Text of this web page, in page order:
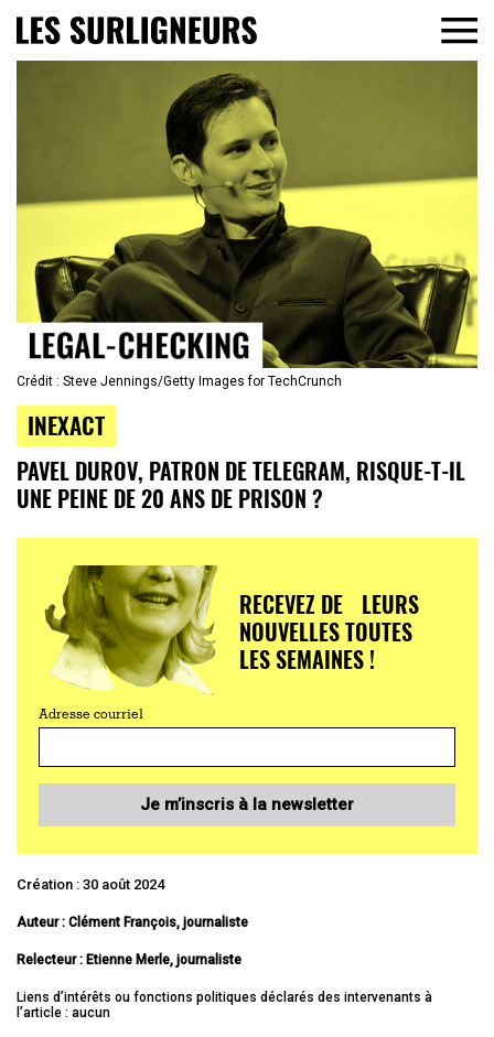
Crédit : Steve Jennings/Getty Images for TechCrunch
INEXACT
PAVEL DUROV, PATRON DE TELEGRAM, RISQUE-T-IL
UNE PEINE DE 20 ANS DE PRISON ?
RECEVEZ DE LEURS
NOUVELLES TOUTES
LES SEMAINES !
Adresse courriel
Je m’inscris à la newsletter
Création : 30 août 2024
Auteur : Clément François, journaliste
Relecteur : Etienne Merle, journaliste
Liens d’intérêts ou fonctions politiques déclarés des intervenants à
l’article : aucun